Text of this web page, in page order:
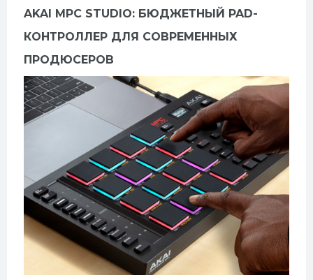
AKAI MPC STUDIO: БЮДЖЕТНЫЙ PAD-
КОНТРОЛЛЕР ДЛЯ СОВРЕМЕННЫХ
ПРОДЮСЕРОВ